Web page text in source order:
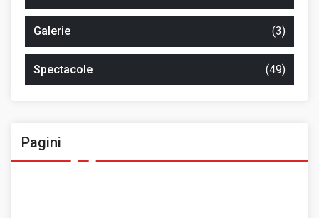
Galerie (3)
Spectacole (49)
Pagini